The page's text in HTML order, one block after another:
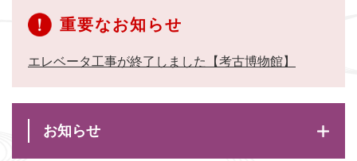
重要なお知らせ
エレベータ工事が終了しました【考古博物館】
お知らせ